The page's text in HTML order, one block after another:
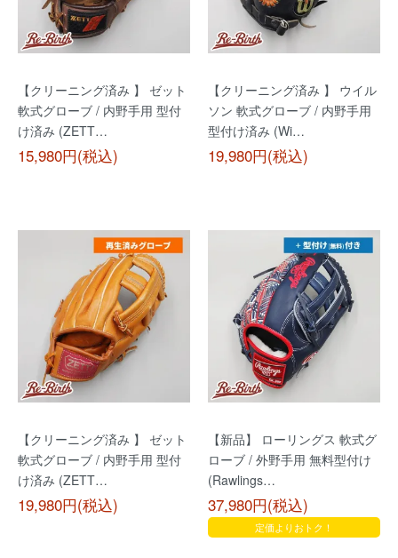
【クリーニング済み 】 ゼット
軟式グローブ / 内野手用 型付
け済み (ZETT…
15,980円(税込)
【クリーニング済み 】 ウイル
ソン 軟式グローブ / 内野手用
型付け済み (Wi…
19,980円(税込)
【クリーニング済み 】 ゼット
軟式グローブ / 内野手用 型付
け済み (ZETT…
19,980円(税込)
【新品】 ローリングス 軟式グ
ローブ / 外野手用 無料型付け
(Rawlings…
37,980円(税込)
定価よりおトク！